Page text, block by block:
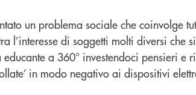
un problema sociale che coinvolge
l’interesse di soggetti molti diversi che
a 360° investendoci pensieri e
in modo negativo ai dispositivi